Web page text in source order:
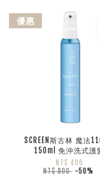
優惠
SCREEN斯古林 魔法
150ml 免沖洗式護
NT$ 400
NT$ 800 -50%